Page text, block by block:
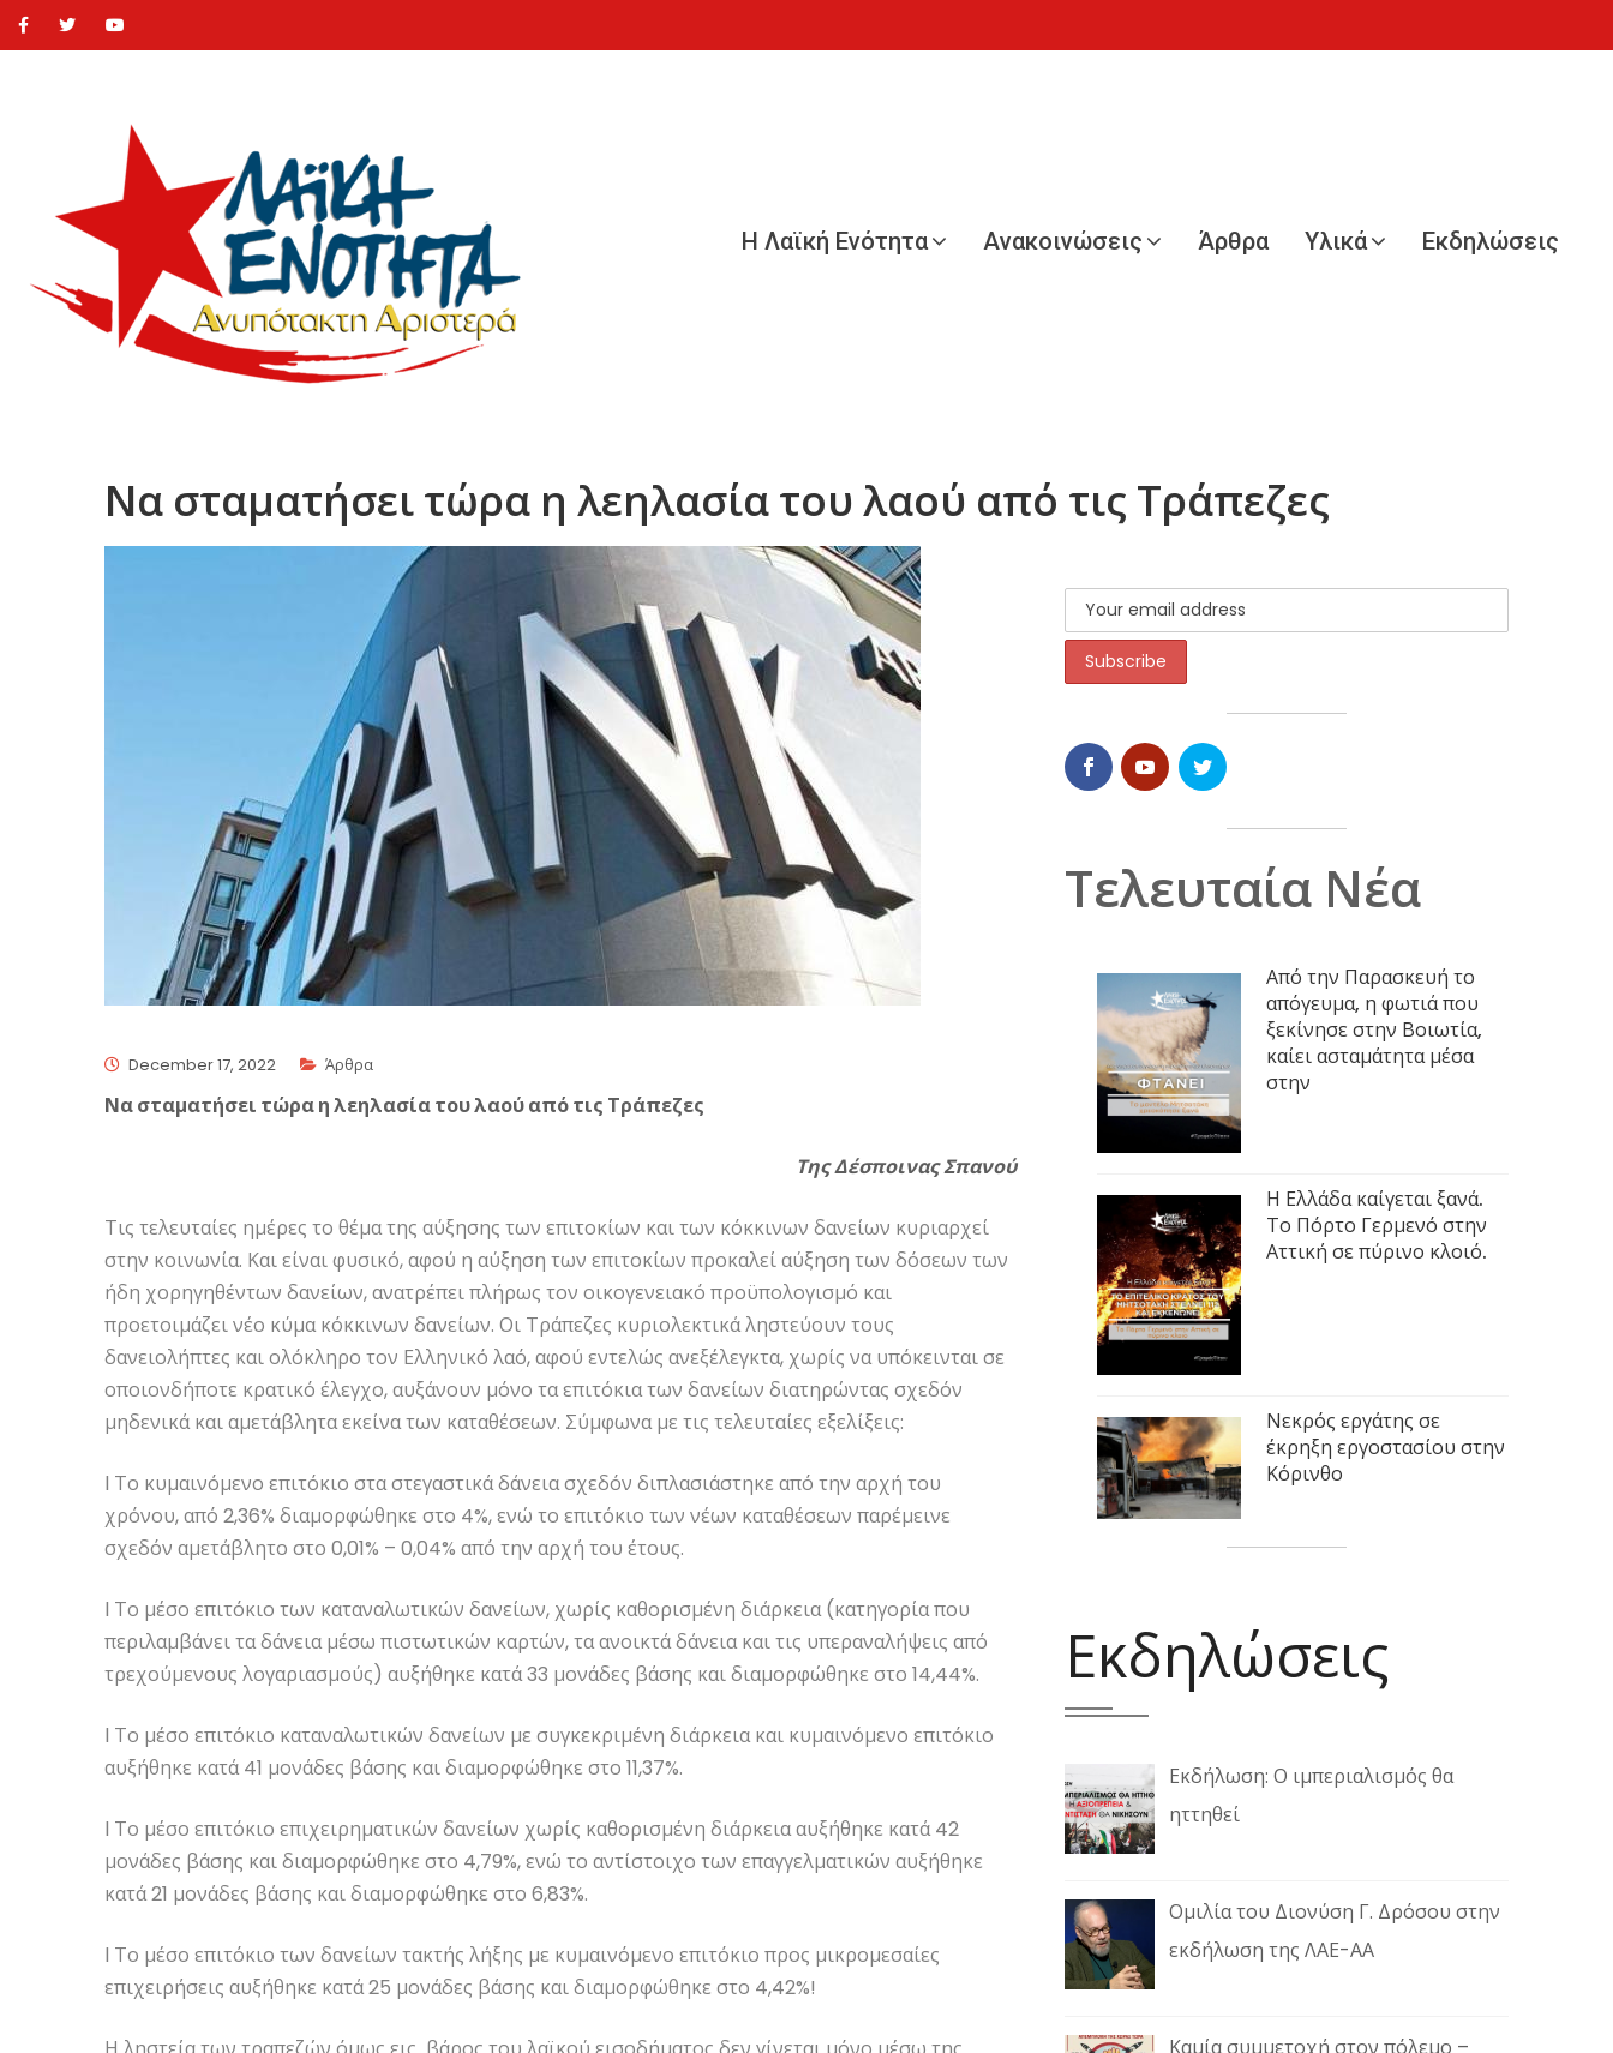
Η Λαϊκή Ενότητα Ανακοινώσεις Άρθρα Υλικά Εκδηλώσεις
Να σταματήσει τώρα η λεηλασία του λαού από τις Τράπεζες
December 17, 2022 Άρθρα
Να σταματήσει τώρα η λεηλασία του λαού από τις Τράπεζες
Της Δέσποινας Σπανού
Τις τελευταίες ημέρες το θέμα της αύξησης των επιτοκίων και των κόκκινων δανείων κυριαρχεί
στην κοινωνία. Και είναι φυσικό, αφού η αύξηση των επιτοκίων προκαλεί αύξηση των δόσεων των
ήδη χορηγηθέντων δανείων, ανατρέπει πλήρως τον οικογενειακό προϋπολογισμό και
προετοιμάζει νέο κύμα κόκκινων δανείων. Οι Τράπεζες κυριολεκτικά ληστεύουν τους
δανειολήπτες και ολόκληρο τον Ελληνικό λαό, αφού εντελώς ανεξέλεγκτα, χωρίς να υπόκεινται σε
οποιονδήποτε κρατικό έλεγχο, αυξάνουν μόνο τα επιτόκια των δανείων διατηρώντας σχεδόν
μηδενικά και αμετάβλητα εκείνα των καταθέσεων. Σύμφωνα με τις τελευταίες εξελίξεις:
l Το κυμαινόμενο επιτόκιο στα στεγαστικά δάνεια σχεδόν διπλασιάστηκε από την αρχή του
χρόνου, από 2,36% διαμορφώθηκε στο 4%, ενώ το επιτόκιο των νέων καταθέσεων παρέμεινε
σχεδόν αμετάβλητο στο 0,01% – 0,04% από την αρχή του έτους.
l Το μέσο επιτόκιο των καταναλωτικών δανείων, χωρίς καθορισμένη διάρκεια (κατηγορία που
περιλαμβάνει τα δάνεια μέσω πιστωτικών καρτών, τα ανοικτά δάνεια και τις υπεραναλήψεις από
τρεχούμενους λογαριασμούς) αυξήθηκε κατά 33 μονάδες βάσης και διαμορφώθηκε στο 14,44%.
l Το μέσο επιτόκιο καταναλωτικών δανείων με συγκεκριμένη διάρκεια και κυμαινόμενο επιτόκιο
αυξήθηκε κατά 41 μονάδες βάσης και διαμορφώθηκε στο 11,37%.
l Το μέσο επιτόκιο επιχειρηματικών δανείων χωρίς καθορισμένη διάρκεια αυξήθηκε κατά 42
μονάδες βάσης και διαμορφώθηκε στο 4,79%, ενώ το αντίστοιχο των επαγγελματικών αυξήθηκε
κατά 21 μονάδες βάσης και διαμορφώθηκε στο 6,83%.
l Το μέσο επιτόκιο των δανείων τακτής λήξης με κυμαινόμενο επιτόκιο προς μικρομεσαίες
επιχειρήσεις αυξήθηκε κατά 25 μονάδες βάσης και διαμορφώθηκε στο 4,42%!
Τελευταία Νέα
Από την Παρασκευή το
απόγευμα, η φωτιά που
ξεκίνησε στην Βοιωτία,
καίει ασταμάτητα μέσα
στην
Η Ελλάδα καίγεται ξανά.
Το Πόρτο Γερμενό στην
Αττική σε πύρινο κλοιό.
Νεκρός εργάτης σε
έκρηξη εργοστασίου στην
Κόρινθο
Εκδηλώσεις
Εκδήλωση: Ο ιμπεριαλισμός θα
ηττηθεί
Ομιλία του Διονύση Γ. Δρόσου στην
εκδήλωση της ΛΑΕ-ΑΑ